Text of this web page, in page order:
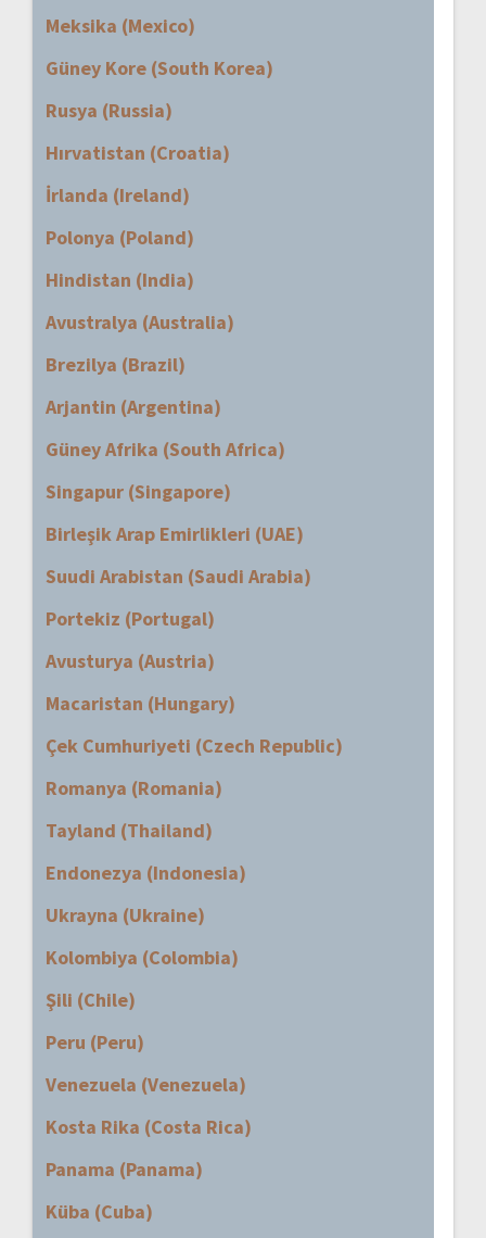
Meksika (Mexico)
Güney Kore (South Korea)
Rusya (Russia)
Hırvatistan (Croatia)
İrlanda (Ireland)
Polonya (Poland)
Hindistan (India)
Avustralya (Australia)
Brezilya (Brazil)
Arjantin (Argentina)
Güney Afrika (South Africa)
Singapur (Singapore)
Birleşik Arap Emirlikleri (UAE)
Suudi Arabistan (Saudi Arabia)
Portekiz (Portugal)
Avusturya (Austria)
Macaristan (Hungary)
Çek Cumhuriyeti (Czech Republic)
Romanya (Romania)
Tayland (Thailand)
Endonezya (Indonesia)
Ukrayna (Ukraine)
Kolombiya (Colombia)
Şili (Chile)
Peru (Peru)
Venezuela (Venezuela)
Kosta Rika (Costa Rica)
Panama (Panama)
Küba (Cuba)